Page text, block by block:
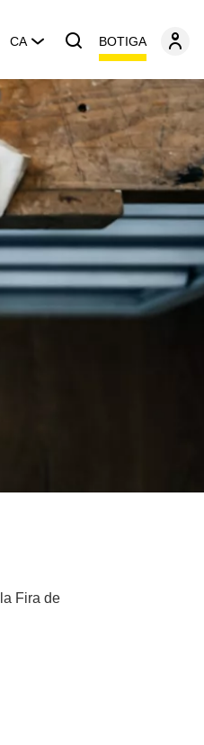
CA BOTIGA
Fira de